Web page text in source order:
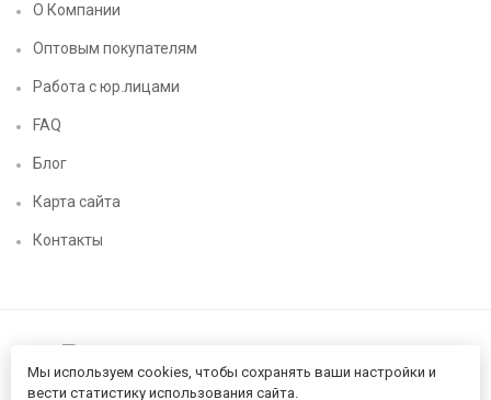
О Компании
Оптовым покупателям
Работа с юр.лицами
FAQ
Блог
Карта сайта
Контакты
Мы используем cookies, чтобы сохранять ваши настройки и
вести статистику использования сайта.